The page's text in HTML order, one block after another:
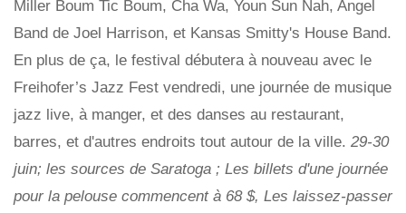
Miller Boum Tic Boum, Cha Wa, Youn Sun Nah, Angel
Band de Joel Harrison, et Kansas Smitty's House Band.
En plus de ça, le festival débutera à nouveau avec le
Freihofer’s Jazz Fest vendredi, une journée de musique
jazz live, à manger, et des danses au restaurant,
barres, et d'autres endroits tout autour de la ville. 29-30
juin; les sources de Saratoga ; Les billets d'une journée
pour la pelouse commencent à 68 $, Les laissez-passer